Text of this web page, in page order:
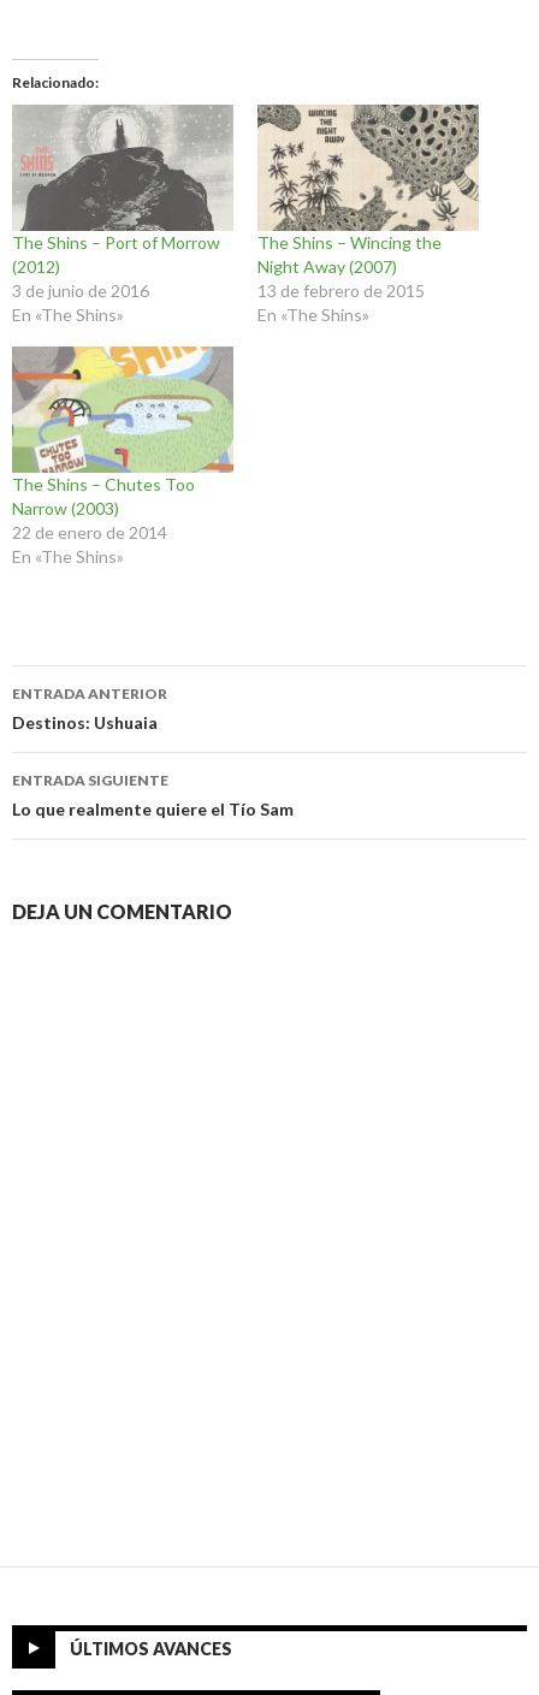
Relacionado
The Shins – Port of Morrow
(2012)
3 de junio de 2016
En «The Shins»
The Shins – Wincing the
Night Away (2007)
13 de febrero de 2015
En «The Shins»
The Shins – Chutes Too
Narrow (2003)
22 de enero de 2014
En «The Shins»
Navegación
de
entradas
ENTRADA ANTERIOR
Destinos: Ushuaia
ENTRADA SIGUIENTE
Lo que realmente quiere el Tío Sam
DEJA UN COMENTARIO
ÚLTIMOS AVANCES